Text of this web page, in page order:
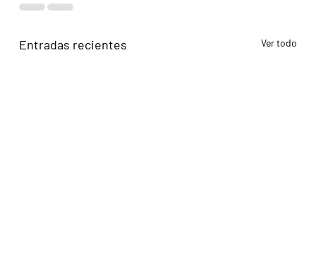
Entradas recientes Ver todo